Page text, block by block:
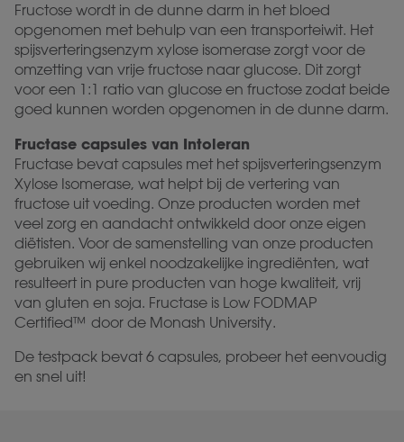
Fructose wordt in de dunne darm in het bloed
opgenomen met behulp van een transporteiwit. Het
spijsverteringsenzym xylose isomerase zorgt voor de
omzetting van vrije fructose naar glucose. Dit zorgt
voor een 1:1 ratio van glucose en fructose zodat beide
goed kunnen worden opgenomen in de dunne darm.
Fructase capsules van Intoleran
Fructase bevat capsules met het spijsverteringsenzym
Xylose Isomerase, wat helpt bij de vertering van
fructose uit voeding. Onze producten worden met
veel zorg en aandacht ontwikkeld door onze eigen
diëtisten. Voor de samenstelling van onze producten
gebruiken wij enkel noodzakelijke ingrediënten, wat
resulteert in pure producten van hoge kwaliteit, vrij
van gluten en soja. Fructase is Low FODMAP
Certified™ door de Monash University.
De testpack bevat 6 capsules, probeer het eenvoudig
en snel uit!